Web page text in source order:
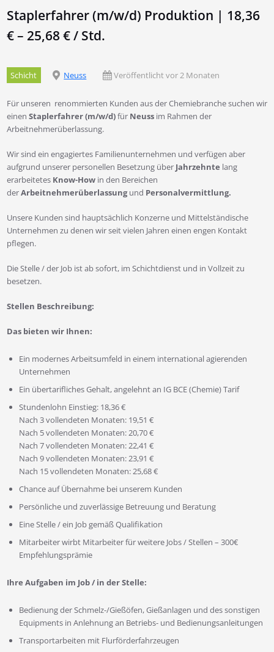
Staplerfahrer (m/w/d) Produktion | 18,36
€ – 25,68 € / Std.
Schicht Neuss Veröffentlicht vor 2 Monaten
Für unseren renommierten Kunden aus der Chemiebranche suchen wir
einen Staplerfahrer (m/w/d)für Neussim Rahmen der
Arbeitnehmerüberlassung.
Wir sind ein engagiertes Familienunternehmen und verfügen aber
aufgrund unserer personellen Besetzung über Jahrzehnte lang
erarbeitetesKnow-Howin den Bereichen
derArbeitnehmerüberlassungund Personalvermittlung.
Unsere Kunden sind hauptsächlich Konzerne und Mittelständische
Unternehmen zu denen wir seit vielen Jahren einen engen Kontakt
pflegen.
Die Stelle / der Job ist ab sofort, im Schichtdienst und in Vollzeit zu
besetzen.
Stellen Beschreibung:
Das bieten wir Ihnen:
Ein modernes Arbeitsumfeld in einem international agierenden
Unternehmen
Ein übertarifliches Gehalt, angelehnt an IG BCE (Chemie) Tarif
Stundenlohn Einstieg: 18,36 €
Nach 3 vollendeten Monaten: 19,51 €
Nach 5 vollendeten Monaten: 20,70 €
Nach 7 vollendeten Monaten: 22,41 €
Nach 9 vollendeten Monaten: 23,91 €
Nach 15 vollendeten Monaten: 25,68 €
Chance auf Übernahme bei unserem Kunden
Persönliche und zuverlässige Betreuung und Beratung
Eine Stelle / ein Job gemäß Qualifikation
Mitarbeiter wirbt Mitarbeiter für weitere Jobs / Stellen – 300€
Empfehlungsprämie
Ihre Aufgaben im Job / in der Stelle:
Bedienung der Schmelz-/Gießöfen, Gießanlagen und des sonstigen
Equipments in Anlehnung an Betriebs- und Bedienungsanleitungen
Transportarbeiten mit Flurförderfahrzeugen